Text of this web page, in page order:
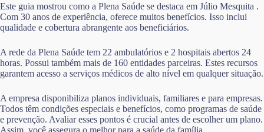
Este guia mostrou como a Plena Saúde se destaca em Júlio Mesquita .
Com 30 anos de experiência, oferece muitos benefícios. Isso inclui
qualidade e cobertura abrangente aos beneficiários.
A rede da Plena Saúde tem 22 ambulatórios e 2 hospitais abertos 24
horas. Possui também mais de 160 entidades parceiras. Estes recursos
garantem acesso a serviços médicos de alto nível em qualquer situação.
A empresa disponibiliza planos individuais, familiares e para empresas.
Todos têm condições especiais e benefícios, como programas de saúde
e prevenção. Avaliar esses pontos é crucial antes de escolher um plano.
Assim, você assegura o melhor para a saúde da família.